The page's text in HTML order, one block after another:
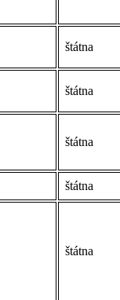
štátna
štátna
štátna
štátna
štátna